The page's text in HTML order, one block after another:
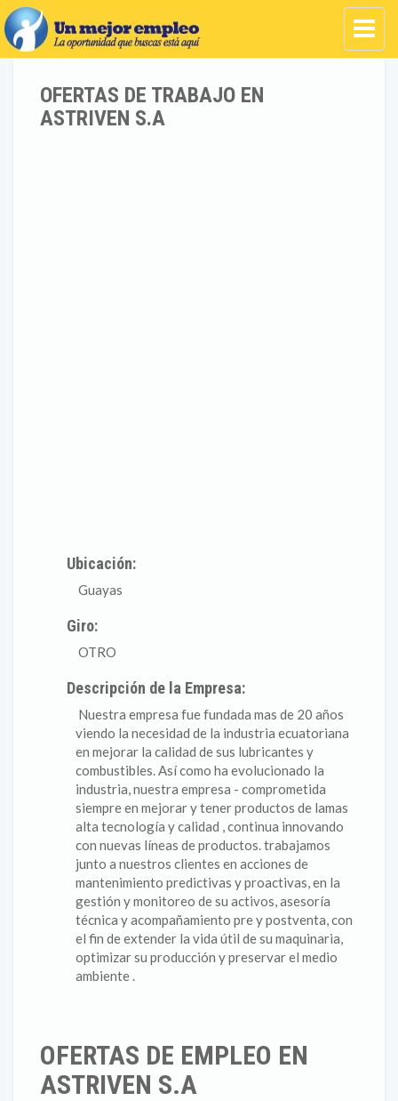
OFERTAS DE TRABAJO EN
ASTRIVEN S.A
Ubicación:
Guayas
Giro:
OTRO
Descripción de la Empresa:
Nuestra empresa fue fundada mas de 20 años
viendo la necesidad de la industria ecuatoriana
en mejorar la calidad de sus lubricantes y
combustibles. Así como ha evolucionado la
industria, nuestra empresa - comprometida
siempre en mejorar y tener productos de lamas
alta tecnología y calidad , continua innovando
con nuevas líneas de productos. trabajamos
junto a nuestros clientes en acciones de
mantenimiento predictivas y proactivas, en la
gestión y monitoreo de su activos, asesoría
técnica y acompañamiento pre y postventa, con
el fin de extender la vida útil de su maquinaria,
optimizar su producción y preservar el medio
ambiente .
OFERTAS DE EMPLEO EN
ASTRIVEN S.A